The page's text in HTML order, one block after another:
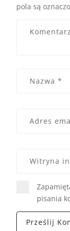
pola są
pisania